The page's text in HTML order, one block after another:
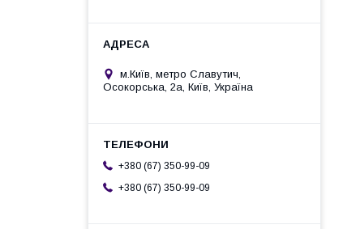
м.Київ, метро Славутич,
Осокорська, 2а, Київ, Україна
+380 (67) 350-99-09
+380 (67) 350-99-09